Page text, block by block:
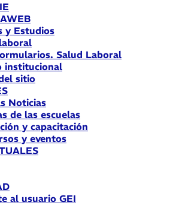
y Estudios
Salud Laboral
institucional
sitio
Noticias
de las escuelas
y capacitación
y eventos
al usuario GEI